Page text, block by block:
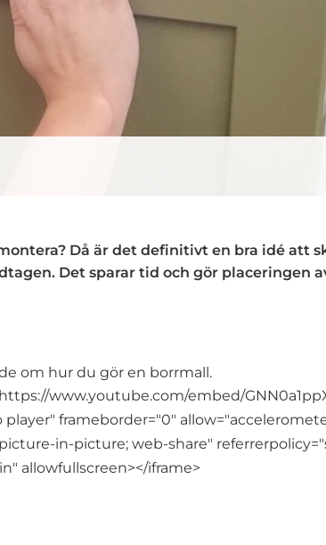
Då är det definitivt en bra idé att
Det sparar tid och gör placeringen
om hur du gör en borrmall.
www.youtube.com/embed/
frameborder="0"
in-picture; web-share"
allowfullscreen></iframe>